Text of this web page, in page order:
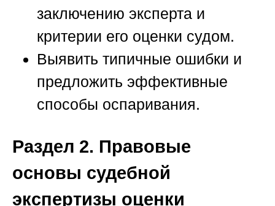
заключению эксперта и
критерии его оценки судом.
Выявить типичные ошибки и
предложить эффективные
способы оспаривания.
Раздел 2. Правовые
основы судебной
экспертизы оценки